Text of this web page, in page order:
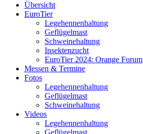
Übersicht
EuroTier
Legehennenhaltung
Geflügelmast
Schweinehaltung
Insektenzucht
EuroTier 2024: Orange Forum
Messen & Termine
Fotos
Legehennenhaltung
Geflügelmast
Schweinehaltung
Videos
Legehennenhaltung